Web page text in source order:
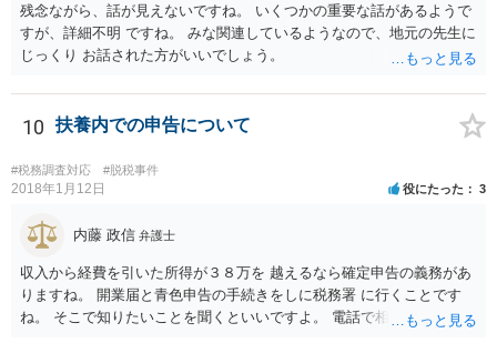
残念ながら、話が見えないですね。 いくつかの重要な話があるようで
すが、詳細不明 ですね。 みな関連しているようなので、地元の先生に
じっくり お話された方がいいでしょう。
10 扶養内での申告について
#税務調査対応 #脱税事件
2018年1月12日 役にたった 3
内藤 政信 弁護士
収入から経費を引いた所得が３８万を 越えるなら確定申告の義務があ
りますね。 開業届と青色申告の手続きをしに税務署 に行くことです
ね。 そこで知りたいことを聞くといいですよ。 電話で相談にいくこと